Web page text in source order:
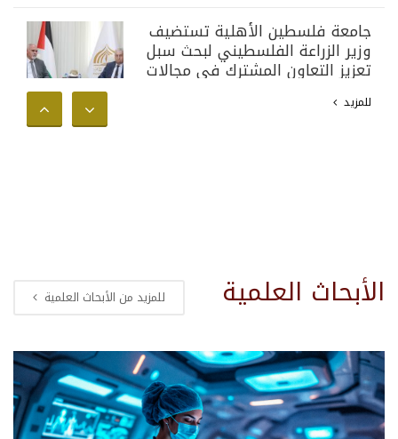
جامعة فلسطين الأهلية تستضيف
وزير الزراعة الفلسطيني لبحث سبل
تعزيز التعاون المشترك في مجالات
المجتمع الفلسطيني
للمزيد
الأبحاث العلمية للمزيد من الأبحاث العلمية